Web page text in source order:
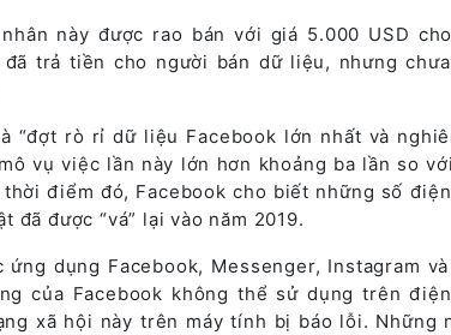
này được rao bán với giá 5.000 USD
trả tiền cho người bán dữ liệu, nhưng
“đợt rò rỉ dữ liệu Facebook lớn nhất và
vụ việc lần này lớn hơn khoảng ba lần so
điểm đó, Facebook cho biết những số
đã được “vá” lại vào năm 2019.
ứng dụng Facebook, Messenger, Instagram
của Facebook không thể sử dụng trên
xã hội này trên máy tính bị báo lỗi. Những